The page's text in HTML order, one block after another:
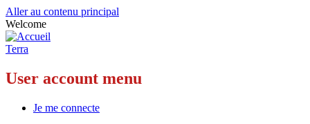
Aller au contenu principal
Welcome
Terra
User account menu
Je me connecte